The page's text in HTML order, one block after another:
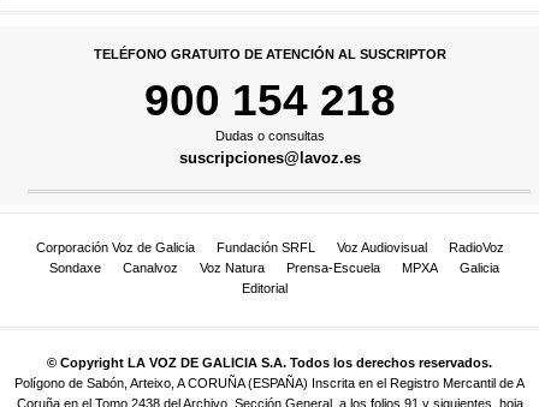
TELÉFONO GRATUITO DE ATENCIÓN AL SUSCRIPTOR
900 154 218
Dudas o consultas
suscripciones@lavoz.es
Corporación Voz de Galicia Fundación SRFL Voz Audiovisual
RadioVoz
Sondaxe
Canalvoz Voz Natura Prensa-Escuela MPXA
Galicia
Editorial
© Copyright LA VOZ DE GALICIA S.A. Todos los derechos reservados.
Polígono de Sabón, Arteixo, A CORUÑA (ESPAÑA) Inscrita en el Registro Mercantil de A
Coruña en el Tomo 2438 del Archivo, Sección General, a los folios 91 y siguientes, hoja